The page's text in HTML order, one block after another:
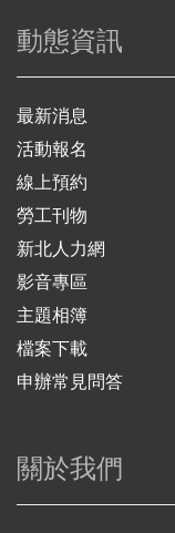
動態資訊
最新消息
活動報名
線上預約
勞工刊物
新北人力網
影音專區
主題相簿
檔案下載
申辦常見問答
關於我們